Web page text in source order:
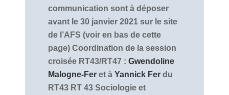
communication sont à déposer
avant le 30 janvier 2021 sur le site
de l’AFS (voir en bas de cette
page) Coordination de la session
croisée RT43/RT47 : Gwendoline
Malogne-Fer et à Yannick Fer du
RT43 RT 43 Sociologie et